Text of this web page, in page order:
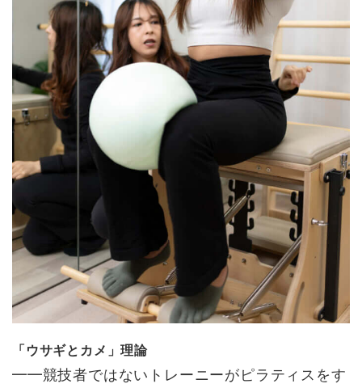
「ウサギとカメ」理論
━━競技者ではないトレーニーがピラティスをす